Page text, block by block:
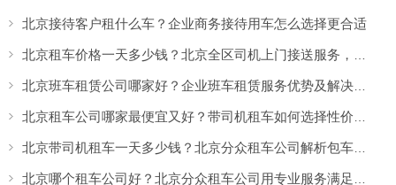
北京接待客户租什么车？企业商务接待用车怎么选择更合适